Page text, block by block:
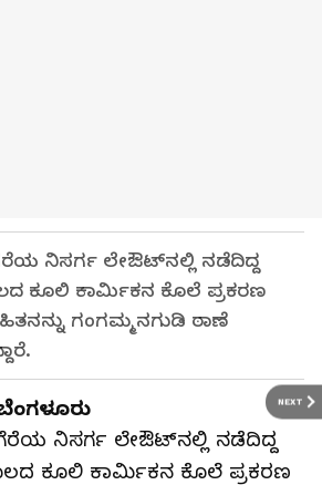
NEXT
ನಿಸರ್ಗ ಲೇಔಟ್‌ನಲ್ಲಿ ನಡೆದಿದ್ದ
ಕೂಲಿ ಕಾರ್ಮಿಕನ ಕೊಲೆ ಪ್ರಕರಣ
ಗಂಗಮ್ಮನಗುಡಿ ಠಾಣೆ
ನಿಸರ್ಗ ಲೇಔಟ್‌ನಲ್ಲಿ ನಡೆದಿದ್ದ
ಕೂಲಿ ಕಾರ್ಮಿಕನ ಕೊಲೆ ಪ್ರಕರಣ